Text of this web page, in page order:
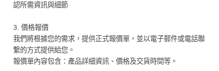
認所需資訊與細節
3. 價格報價
我們將根據您的需求，提供正式報價單，並以電子郵件或電話聯
繫的方式提供給您。
報價單內容包含：產品詳細資訊、價格及交貨時間等。